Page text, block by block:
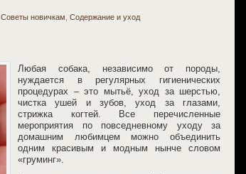
Советы новичкам Содержание и уход
Любая собака, независимо от породы,
нуждается в регулярных гигиенических
процедурах – это мытьё, уход за шерстью,
чистка ушей и зубов, уход за глазами,
стрижка когтей. Все перечисленные
мероприятия по повседневному уходу за
домашним любимцем можно объединить
одним красивым и модным нынче словом
«груминг».